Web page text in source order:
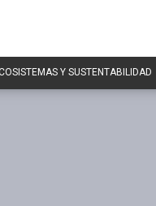
Y SUSTENTABILIDAD